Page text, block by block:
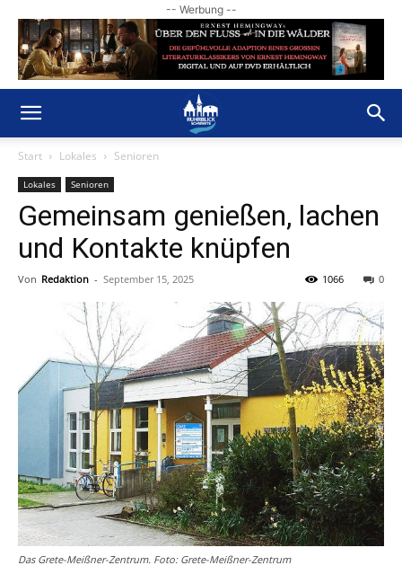
-- Werbung --
Start Lokales Senioren
Lokales Senioren
Gemeinsam genießen, lachen
und Kontakte knüpfen
Von Redaktion - September 15, 2025 0
1066
Das Grete-Meißner-Zentrum. Foto: Grete-Meißner-Zentrum